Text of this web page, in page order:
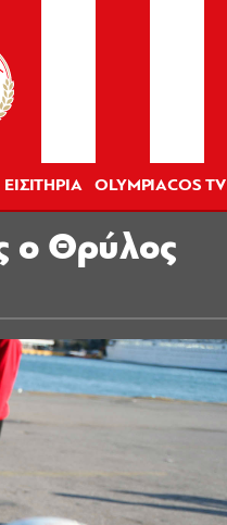
ΕΙΣΙΤΗΡΙΑ OLYMPIACOS TV
ο Θρύλος